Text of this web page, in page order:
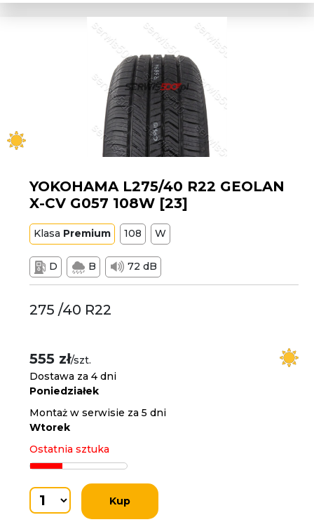
YOKOHAMA L275/40 R22 GEOLAN
X-CV G057 108W [23]
Klasa Premium 108 W
D B 72 dB
275 /40 R22
555 zł/szt.
Dostawa za 4 dni
Poniedziałek
Montaż w serwisie za 5 dni
Wtorek
Ostatnia sztuka
Kup